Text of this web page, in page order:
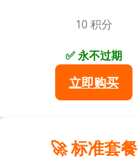
10 积分
✅ 永不过期
立即购买
🚀 标准套餐